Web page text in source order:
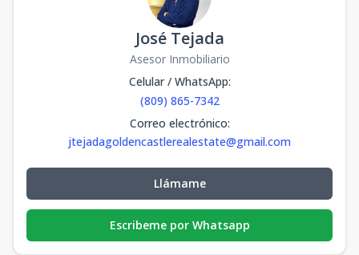
José Tejada
Asesor Inmobiliario
Celular / WhatsApp:
(809) 865-7342
Correo electrónico:
jtejadagoldencastlerealestate@gmail.com
Llámame
Escribeme por Whatsapp